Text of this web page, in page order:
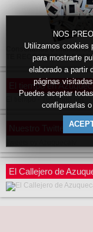
NOS
Utilizamos cookies
para mostrarte
elaborado a partir
páginas
Puedes aceptar
configurarlas
Consúltanos o
TE RECOGEMOS A
El tiempo en
El tiempo - Tutiempo.net
El Callejero de